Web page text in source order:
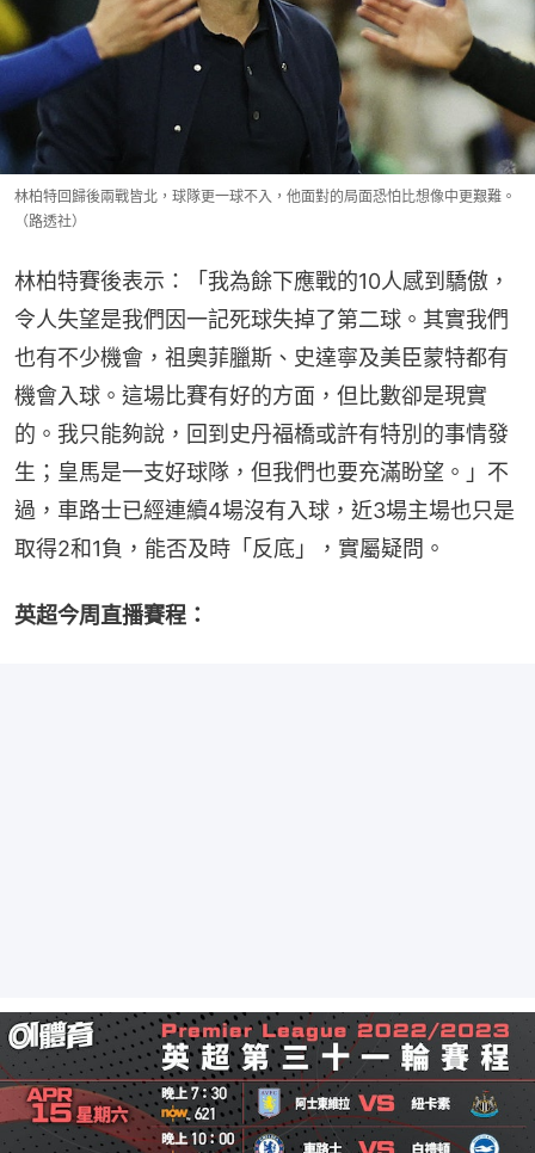
林柏特回歸後兩戰皆北，球隊更一球不入，他面對的局面恐怕比想像中更艱難。
（路透社）
林柏特賽後表示：「我為餘下應戰的10人感到驕傲，
令人失望是我們因一記死球失掉了第二球。其實我們
也有不少機會，祖奧菲臘斯、史達寧及美臣蒙特都有
機會入球。這場比賽有好的方面，但比數卻是現實
的。我只能夠說，回到史丹福橋或許有特別的事情發
生；皇馬是一支好球隊，但我們也要充滿盼望。」不
過，車路士已經連續4場沒有入球，近3場主場也只是
取得2和1負，能否及時「反底」，實屬疑問。
英超今周直播賽程：